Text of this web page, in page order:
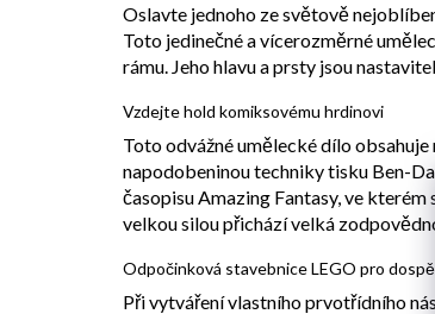
Oslavte jednoho ze světově
Toto jedinečné a vícerozměrné
rámu. Jeho hlavu a prsty jsou
Vzdejte hold komiksovému hrdinovi
Toto odvážné umělecké dílo
napodobeninou techniky tisku Ben-
časopisu Amazing Fantasy, ve kterém
velkou silou přichází velká
Odpočinková stavebnice LEGO pro
Při vytváření vlastního prvotřídního